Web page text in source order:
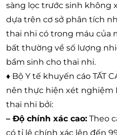
sàng lọc trước sinh không
dựa trên cơ sở phân tích
thai nhi có trong máu của
bất thường về số lượng
bẩm sinh cho thai nhi.
♦ Bộ Y tế khuyến cáo TẤT
nên thực hiện xét nghiệm
thai nhi bởi:
– Độ chính xác cao: Theo
có tỉ lệ chính xác lên đến